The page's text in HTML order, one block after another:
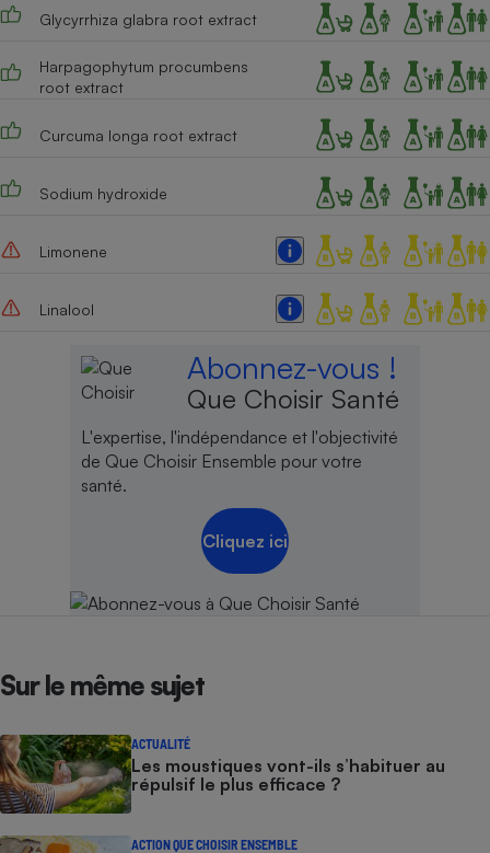
Glycyrrhiza glabra root extract
Harpagophytum procumbens
root extract
Curcuma longa root extract
Sodium hydroxide
Limonene
Linalool
Abonnez-vous !
Que Choisir Santé
L'expertise, l'indépendance et l'objectivité
de Que Choisir Ensemble pour votre
santé.
Cliquez ici
Sur le même sujet
ACTUALITÉ
Les moustiques vont-ils s’habituer au
répulsif le plus efficace ?
ACTION QUE CHOISIR ENSEMBLE